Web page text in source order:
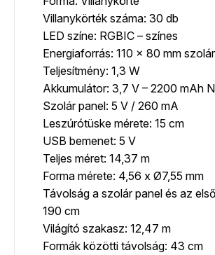
Villanykörték száma: 30 db
LED színe: RGBIC – színes
Energiaforrás: 110 x 80 mm
Teljesítmény: 1,3 W
Akkumulátor: 3,7 V – 2200 mAh
Szolár panel: 5 V / 260 mA
Leszúrótüske mérete: 15 cm
USB bemenet: 5 V
Teljes méret: 14,37 m
Forma mérete: 4,56 x Ø7,55 mm
Távolság a szolár panel és az
190 cm
Világító szakasz: 12,47 m
Formák közötti távolság: 43 cm